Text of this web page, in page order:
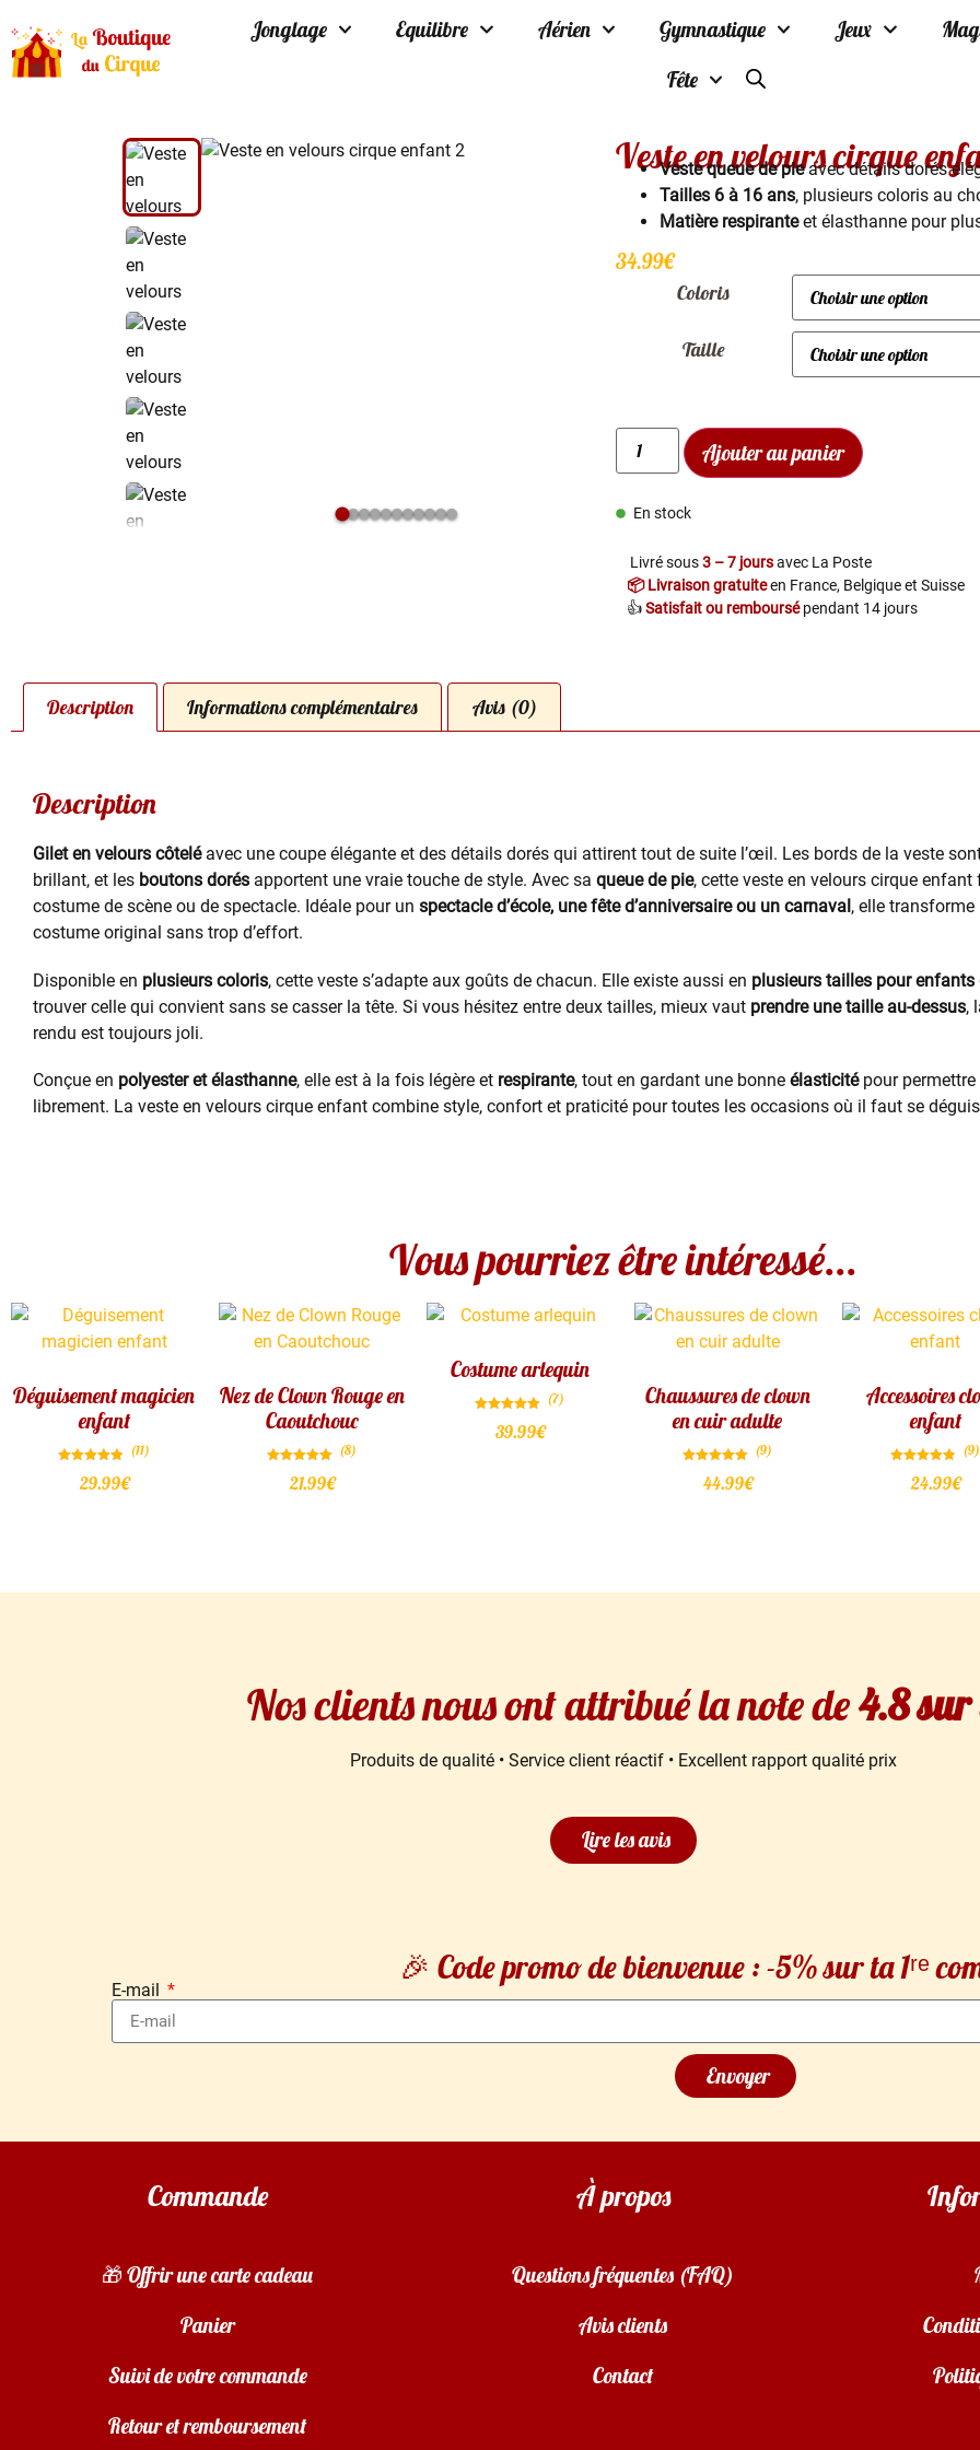
Jonglage Equilibre Aérien Gymnastique Jeux
Fête
Veste en velours cirque
Veste queue de pieavec détails dorés
Tailles 6 à 16 ans, plusieurs coloris au
Matière respiranteet élasthanne pour
34.99€
Coloris
Taille
Ajouter au panier
En stock
Livré sous3 – 7 joursavec La Poste
📦 Livraison gratuiteen France, Belgique et Suisse
👍Satisfait ou remboursépendant 14 jours
Description Informations complémentaires Avis (0)
Description
Gilet en velours côteléavec une coupe élégante et des détails dorés qui attirent tout de suite l’œil. Les bords de la veste
brillant, et les boutons dorés apportent une vraie touche de style. Avec sa queue de pie, cette veste en velours cirque
costume de scène ou de spectacle. Idéale pour un spectacle d’école, une fête d’anniversaire ou un carnaval , elle transforme
costume original sans trop d’effort.
Disponible en plusieurs coloris, cette veste s’adapte aux goûts de chacun. Elle existe aussi en plusieurs tailles pour enfants
trouver celle qui convient sans se casser la tête. Si vous hésitez entre deux tailles, mieux vaut prendre une taille au-dessus,
rendu est toujours joli.
Conçue en polyester et élasthanne, elle est à la fois légère et respirante, tout en gardant une bonne élasticitépour permettre
librement. La veste en velours cirque enfant combine style, confort et praticité pour toutes les occasions où il faut se
Vous pourriez être intéressé...
Déguisement magicien
enfant
4.82
(11)
29.99€
Nez de Clown Rouge en
Caoutchouc
5.00
(8)
21.99€
Costume arlequin
4.86
(7)
39.99€
Chaussures de clown
en cuir adulte
5.00
(9)
44.99€
Accessoires
enfant
4.78
(9)
24.99€
Nos clients nous ont attribué la note de4.8
Produits de qualité • Service client réactif • Excellent rapport qualité prix
Lire les avis
🎉 Code promo de bienvenue : -5% sur ta 1ʳᵉ
E-mail
Envoyer
Commande
🎁 Offrir une carte cadeau
Panier
Suivi de votre commande
Retour et remboursement
À propos
Questions fréquentes (FAQ)
Avis clients
Contact